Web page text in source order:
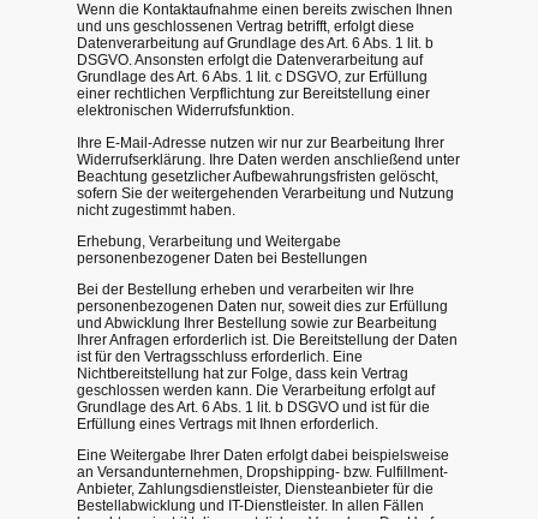
Wenn die Kontaktaufnahme einen bereits zwischen Ihnen
und uns geschlossenen Vertrag betrifft, erfolgt diese
Datenverarbeitung auf Grundlage des Art. 6 Abs. 1 lit. b
DSGVO. Ansonsten erfolgt die Datenverarbeitung auf
Grundlage des Art. 6 Abs. 1 lit. c DSGVO, zur Erfüllung
einer rechtlichen Verpflichtung zur Bereitstellung einer
elektronischen Widerrufsfunktion.
Ihre E-Mail-Adresse nutzen wir nur zur Bearbeitung Ihrer
Widerrufserklärung. Ihre Daten werden anschließend unter
Beachtung gesetzlicher Aufbewahrungsfristen gelöscht,
sofern Sie der weitergehenden Verarbeitung und Nutzung
nicht zugestimmt haben.
Erhebung, Verarbeitung und Weitergabe
personenbezogener Daten bei Bestellungen
Bei der Bestellung erheben und verarbeiten wir Ihre
personenbezogenen Daten nur, soweit dies zur Erfüllung
und Abwicklung Ihrer Bestellung sowie zur Bearbeitung
Ihrer Anfragen erforderlich ist. Die Bereitstellung der Daten
ist für den Vertragsschluss erforderlich. Eine
Nichtbereitstellung hat zur Folge, dass kein Vertrag
geschlossen werden kann. Die Verarbeitung erfolgt auf
Grundlage des Art. 6 Abs. 1 lit. b DSGVO und ist für die
Erfüllung eines Vertrags mit Ihnen erforderlich.
Eine Weitergabe Ihrer Daten erfolgt dabei beispielsweise
an Versandunternehmen, Dropshipping- bzw. Fulfillment-
Anbieter, Zahlungsdienstleister, Diensteanbieter für die
Bestellabwicklung und IT-Dienstleister. In allen Fällen